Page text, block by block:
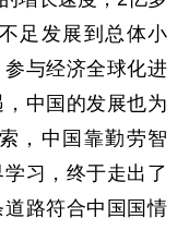
足发展到总体小
与经济全球化进
中国的发展也为
，中国靠勤劳智
习，终于走出了
路符合中国国情